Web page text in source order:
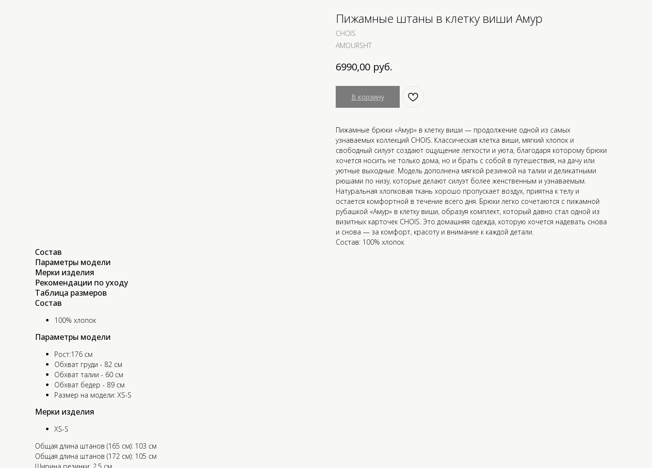
Пижамные штаны в клетку виши Амур
CHOIS
AMOURSHT
6990,00 руб.
В корзину
Пижамные брюки «Амур» в клетку виши — продолжение одной из самых
узнаваемых коллекций CHOIS. Классическая клетка виши, мягкий хлопок и
свободный силуэт создают ощущение легкости и уюта, благодаря которому брюки
хочется носить не только дома, но и брать с собой в путешествия, на дачу или
уютные выходные. Модель дополнена мягкой резинкой на талии и деликатными
рюшами по низу, которые делают силуэт более женственным и узнаваемым.
Натуральная хлопковая ткань хорошо пропускает воздух, приятна к телу и
остается комфортной в течение всего дня. Брюки легко сочетаются с пижамной
рубашкой «Амур» в клетку виши, образуя комплект, который давно стал одной из
визитных карточек CHOIS. Это домашняя одежда, которую хочется надевать снова
и снова — за комфорт, красоту и внимание к каждой детали.
Состав: 100% хлопок
Состав
Параметры модели
Мерки изделия
Рекомендации по уходу
Таблица размеров
Состав
100% хлопок
Параметры модели
Рост:176 см
Обхват груди - 82 см
Обхват талии - 60 см
Обхват бедер - 89 см
Размер на модели: XS-S
Мерки изделия
XS-S
Общая длина штанов (165 см): 103 см
Общая длина штанов (172 см): 105 см
Ширина резинки: 2,5 см